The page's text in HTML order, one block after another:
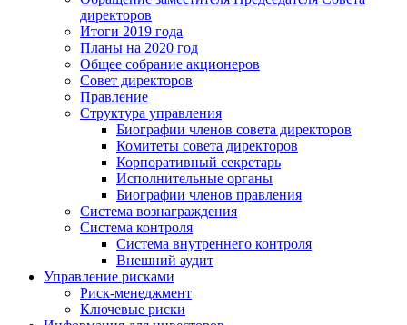
директоров
Итоги 2019 года
Планы на 2020 год
Общее собрание акционеров
Совет директоров
Правление
Структура управления
Биографии членов совета директоров
Комитеты совета директоров
Корпоративный секретарь
Исполнительные органы
Биографии членов правления
Система вознаграждения
Система контроля
Система внутреннего контроля
Внешний аудит
Управление рисками
Риск-менеджмент
Ключевые риски